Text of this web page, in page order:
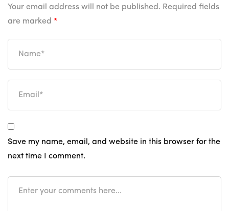
Your email address will not be published. Required fields
are marked *
Save my name, email, and website in this browser for the
next time I comment.